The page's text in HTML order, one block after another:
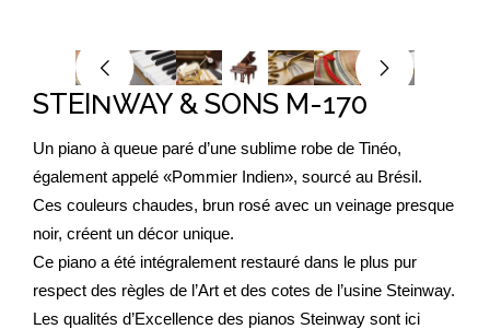
STEINWAY & SONS M-170
Un piano à queue paré d’une sublime robe de Tinéo,
également appelé «Pommier Indien», sourcé au Brésil.
Ces couleurs chaudes, brun rosé avec un veinage presque
noir, créent un décor unique.
Ce piano a été intégralement restauré dans le plus pur
respect des règles de l’Art et des cotes de l’usine Steinway.
Les qualités d’Excellence des pianos Steinway sont ici